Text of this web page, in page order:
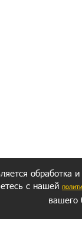
обработка
с нашей
вашего